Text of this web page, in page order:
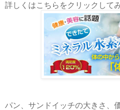
詳しくはこちらをクリックして
パン、サンドイッチの大きさ、